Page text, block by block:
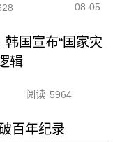
08-05
国宣布“国家灾
辑
阅读 5964
百年纪录